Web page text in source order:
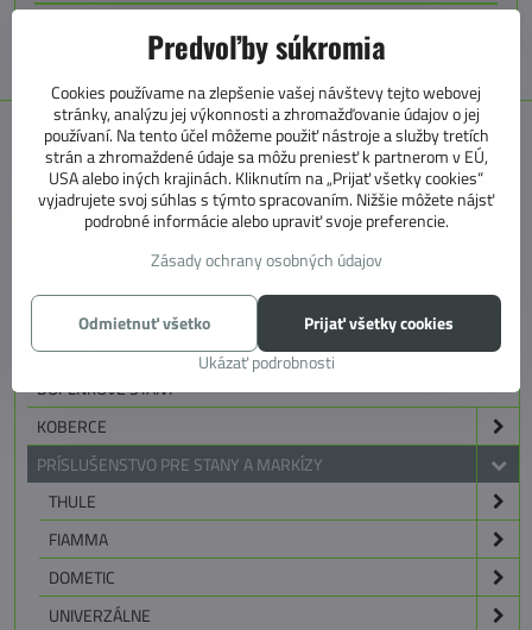
info@4caravan.sk
E SHOP KATEGÓRIE
MARKÍZY, PREDSTANY, KOBERCE
MARKÍZY
MARKÍZOVE PREDSTANY
SLNEČNÉ CLONY
PREDSTANY
DOPLNKOVÉ STANY
KOBERCE
PRÍSLUŠENSTVO PRE STANY A MARKÍZY
THULE
FIAMMA
DOMETIC
UNIVERZÁLNE
Predvoľby súkromia
Cookies používame na zlepšenie vašej návštevy tejto webovej
stránky, analýzu jej výkonnosti a zhromažďovanie údajov o jej
používaní. Na tento účel môžeme použiť nástroje a služby tretích
strán a zhromaždené údaje sa môžu preniesť k partnerom v EÚ,
USA alebo iných krajinách. Kliknutím na „Prijať všetky cookies“
vyjadrujete svoj súhlas s týmto spracovaním. Nižšie môžete nájsť
podrobné informácie alebo upraviť svoje preferencie.
Zásady ochrany osobných údajov
Ukázať podrobnosti
Prijať všetky cookies
Odmietnuť všetko